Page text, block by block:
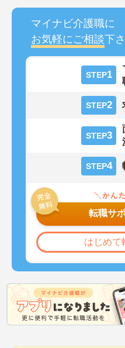
マイナビ介護職に
お気軽にご相談下
STEP1
STEP2
STEP3
STEP4
転職サ
はじめて